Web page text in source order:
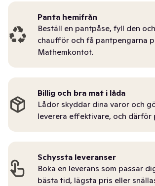
Panta hemifrån
Beställ en pantpåse, fyll den
chaufför och få pantpengarna
Mathemkontot.
Billig och bra mat i låda
Lådor skyddar dina varor och
leverera effektivare, och därför
Schyssta leveranser
Boka en leverans som passar
bästa tid, lägsta pris eller